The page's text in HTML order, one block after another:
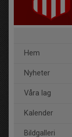
Hem
Nyheter
Våra lag
Kalender
Bildgalleri